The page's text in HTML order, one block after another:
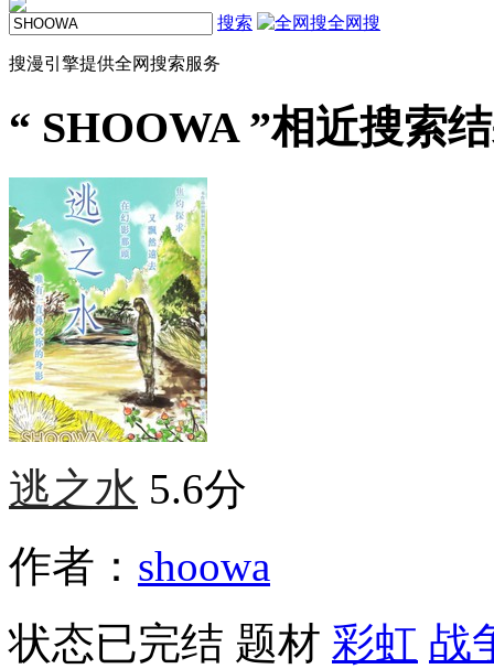
搜索 全网搜
搜漫引擎提供全网搜索服务
“ SHOOWA ”相近搜索
逃之水 5.6分
作者： shoowa
状态已完结 题材 彩虹 战